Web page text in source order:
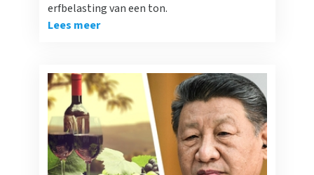
erfbelasting van een ton.
Lees meer